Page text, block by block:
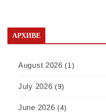
АРХИВЕ
August 2026 (1)
July 2026 (9)
June 2026 (4)